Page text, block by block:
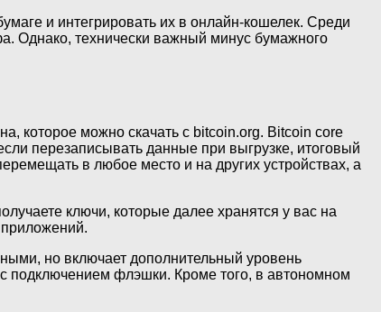
и интегрировать их в онлайн-кошелек. Среди
Однако, технически важный минус бумажного
которое можно скачать с bitcoin.org. Bitcoin core
перезаписывать данные при выгрузке, итоговый
в любое место и на других устройствах, а
ключи, которые далее хранятся у вас на
приложений.
но включает дополнительный уровень
подключением флэшки. Кроме того, в автономном